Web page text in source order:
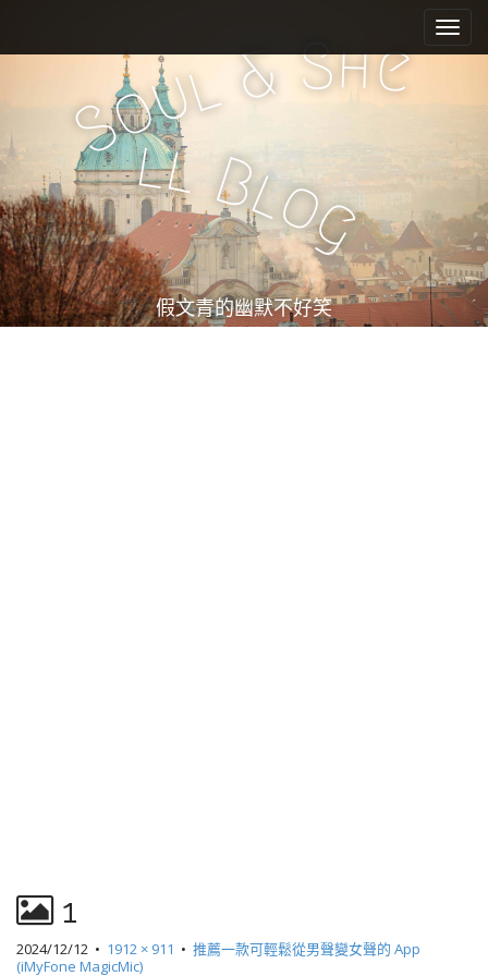
e
n
u
i
c
n
t
e
n
t
S
oul&She
ll Blog
假文青的幽默不好笑
1
2024/12/12 • 1912 × 911 • 推薦一款可輕鬆從男聲變女聲的 App
(iMyFone MagicMic)